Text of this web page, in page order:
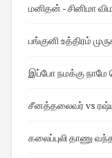
மனிதன் - சினிமா
பங்குனி உத்திரம்
இப்போ நமக்கு
கலைப்புலி தாணு